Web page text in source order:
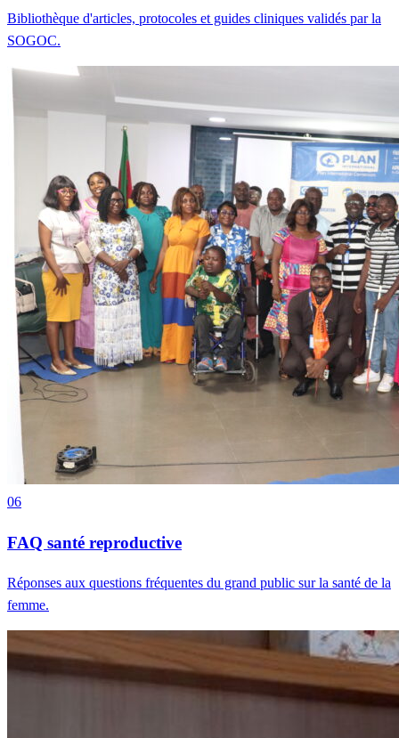
Bibliothèque d'articles, protocoles et guides cliniques validés par la
SOGOC.
06
FAQ santé reproductive
Réponses aux questions fréquentes du grand public sur la santé de la
femme.